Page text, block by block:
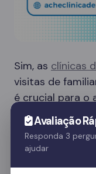
Sim, as clínicas
visitas de
é crucial para o
Essas visitas
recuperação e
Avaliação
Responda 3
ajudar